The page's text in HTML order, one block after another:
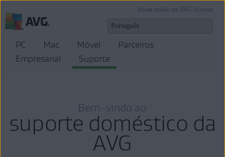
Iniciar sessão em AVG Account
PC Mac Móvel
Parceiros
Empresarial
Suporte
Bem-vindo ao
suporte doméstico da
AVG